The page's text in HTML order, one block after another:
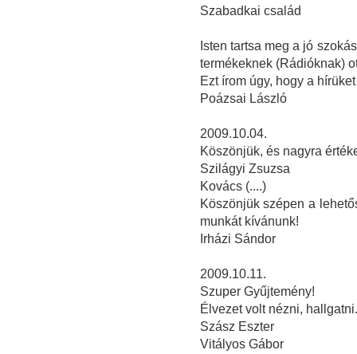
Szabadkai család
Isten tartsa meg a jó
termékeknek (Rádióknak)
Ezt írom úgy, hogy a
Poázsai László
2009.10.04.
Köszönjük, és nagyra
Szilágyi Zsuzsa
Kovács (....)
Köszönjük szépen a
munkát kívánunk!
Irházi Sándor
2009.10.11.
Szuper Gyűjtemény!
Élvezet volt nézni, hallgatni.
Szász Eszter
Vitályos Gábor